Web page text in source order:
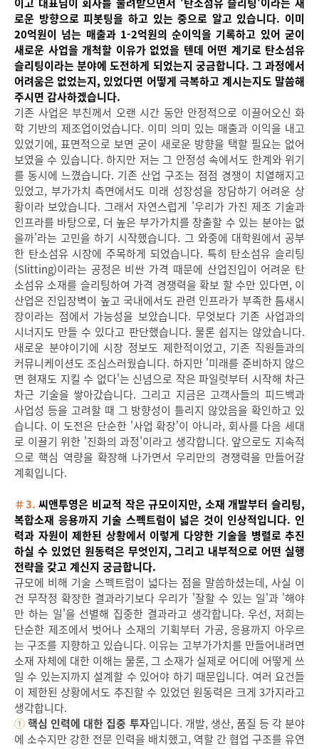
로운 방향으로 피봇팅을 하고 있는 중으로 알고 있습니다. 이미
20억원이 넘는 매출과 1-2억원의 순이익을 기록하고 있어 굳이
새로운 사업을 개척할 이유가 없었을 텐데 어떤 계기로 탄소섬유
슬리팅이라는 분야에 도전하게 되었는지 궁금합니다. 그 과정에서
어려움은 없었는지, 있었다면 어떻게 극복하고 계시는지도 말씀해
주시면 감사하겠습니다.
기존 사업은 부친께서 오랜 시간 동안 안정적으로 이끌어오신 화
학 기반의 제조업이었습니다. 이미 의미 있는 매출과 이익을 내고
있었기에, 표면적으로 보면 굳이 새로운 방향을 택할 필요는 없어
보였을 수 있습니다. 하지만 저는 그 안정성 속에서도 한계와 위기
를 동시에 느꼈습니다. 기존 산업 구조는 점점 경쟁이 치열해지고
있었고, 부가가치 측면에서도 미래 성장성을 장담하기 어려운 상
황이라 보았습니다. 그래서 자연스럽게 '우리가 가진 제조 기술과
인프라를 바탕으로, 더 높은 부가가치를 창출할 수 있는 분야는 없
을까'라는 고민을 하기 시작했습니다. 그 와중에 대학원에서 공부
한 탄소섬유 시장에 주목하게 되었습니다. 특히 탄소섬유 슬리팅
(Slitting)이라는 공정은 비싼 가격 때문에 산업진입이 어려운 탄
소섬유 소재를 슬리팅하여 가격 경쟁력을 확보 할 수만 있다면, 이
산업은 진입장벽이 높고 국내에서도 관련 인프라가 부족한 틈새시
장이라는 점에서 가능성을 보았습니다. 무엇보다 기존 사업과의
시너지도 만들 수 있다고 판단했습니다. 물론 쉽지는 않았습니다.
새로운 분야이기에 시장 정보도 제한적이었고, 기존 직원들과의
커뮤니케이션도 조심스러웠습니다. 하지만 '미래를 준비하지 않으
면 현재도 지킬 수 없다'는 신념으로 작은 파일럿부터 시작해 차근
차근 기술을 쌓아갔습니다. 그리고 지금은 고객사들의 피드백과
사업성 등을 고려할 때 그 방향성이 틀리지 않았음을 확인하고 있
습니다. 이 도전은 단순한 '사업 확장'이 아니라, 회사를 다음 세대
로 이끌기 위한 '진화의 과정'이라고 생각합니다. 앞으로도 지속적
으로 핵심 역량을 확장해 나가면서 우리만의 경쟁력을 만들어갈
계획입니다.
＃3. 씨앤투영은 비교적 작은 규모이지만, 소재 개발부터 슬리팅,
복합소재 응용까지 기술 스펙트럼이 넓은 것이 인상적입니다. 인
력과 자원이 제한된 상황에서 이렇게 다양한 기술을 병렬로 추진
하실 수 있었던 원동력은 무엇인지, 그리고 내부적으로 어떤 실행
전략을 갖고 계신지 궁금합니다.
규모에 비해 기술 스펙트럼이 넓다는 점을 말씀하셨는데, 사실 이
건 무작정 확장한 결과라기보다 우리가 '잘할 수 있는 일'과 '해야
만 하는 일'을 선별해 집중한 결과라고 생각합니다. 우선, 저희는
단순한 제조에서 벗어나 소재의 기획부터 가공, 응용까지 아우르
는 구조를 지향하고 있습니다. 이유는 고부가가치를 만들어내려면
소재 자체에 대한 이해는 물론, 그 소재가 실제로 어디에 어떻게 쓰
일 수 있는지까지 설계할 수 있어야 하기 때문입니다. 여러 요건들
이 제한된 상황에서도 추진할 수 있었던 원동력은 크게 3가지라고
생각합니다.
①핵심 인력에 대한 집중 투자입니다. 개발, 생산, 품질 등 각 분야
에 소수지만 강한 전문 인력을 배치했고, 역할 간 협업 구조를 유연